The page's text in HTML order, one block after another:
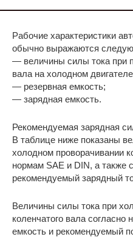
Рабочие характеристики
обычно выражаются
— величины силы тока при
вала на холодном
— резервная емкость;
— зарядная емкость.
Рекомендуемая зарядная
В таблице ниже показаны
холодном проворачивании
нормам SAE и DIN, а также
рекомендуемый зарядный
Величины силы тока при
коленчатого вала
емкость и рекомендуемый